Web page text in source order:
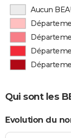
Aucun
Qui sont les
Evolution du